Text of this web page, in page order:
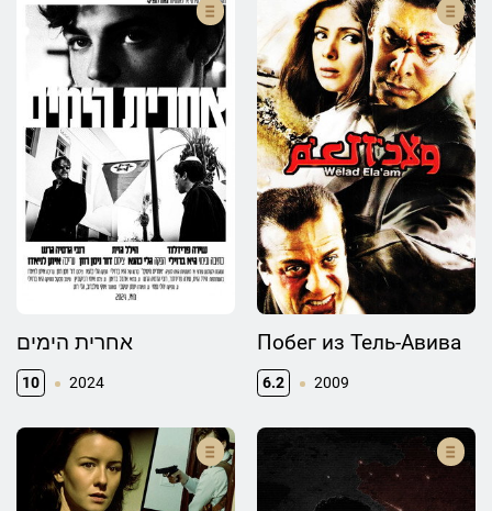
אחרית הימים
10 2024
Побег из Тель-Авива
6.2 2009